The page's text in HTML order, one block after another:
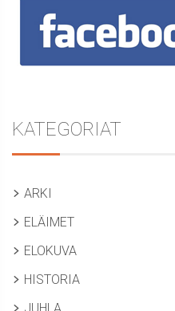
KATEGORIAT
ARKI
ELÄIMET
ELOKUVA
HISTORIA